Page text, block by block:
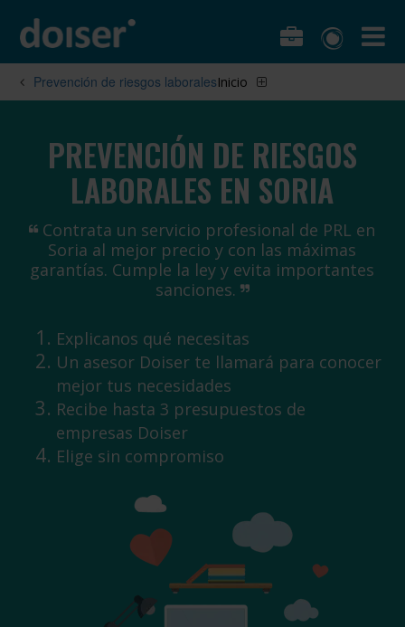
Prevención de riesgos laboralesInicio
PREVENCIÓN DE RIESGOS
LABORALES EN SORIA
Contrata un servicio profesional de PRL en
Soria al mejor precio y con las máximas
garantías. Cumple la ley y evita importantes
sanciones.
Explicanos qué necesitas
Un asesor Doiser te llamará para conocer
mejor tus necesidades
Recibe hasta 3 presupuestos de
empresas Doiser
Elige sin compromiso